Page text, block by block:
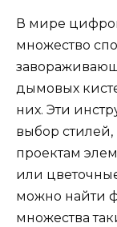
В мире
множество
дымовых
них. Эти
выбор стилей,
проектам
или
можно найти
множества